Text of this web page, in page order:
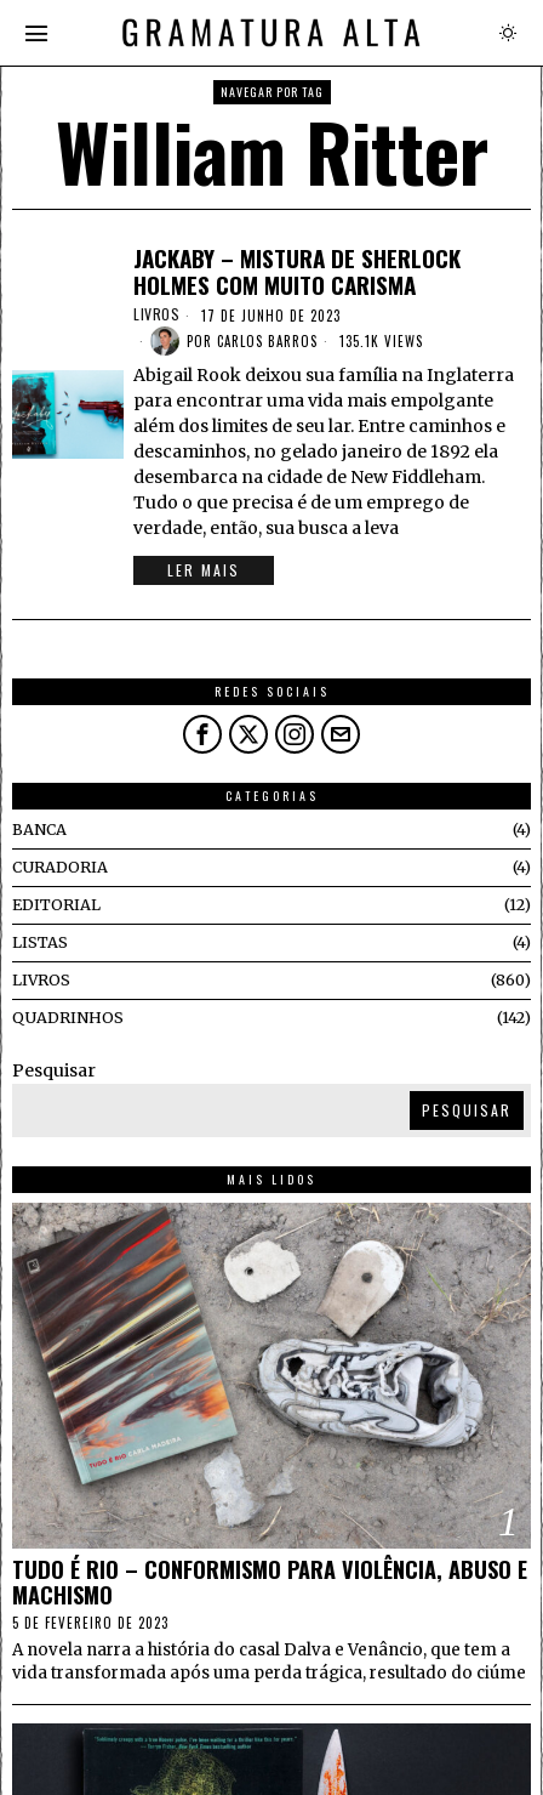
NAVEGAR POR TAG
William Ritter
JACKABY – MISTURA DE SHERLOCK
HOLMES COM MUITO CARISMA
LIVROS
17 DE JUNHO DE 2023
POR CARLOS BARROS 135.1K VIEWS
Abigail Rook deixou sua família na Inglaterra
para encontrar uma vida mais empolgante
além dos limites de seu lar. Entre caminhos e
descaminhos, no gelado janeiro de 1892 ela
desembarca na cidade de New Fiddleham.
Tudo o que precisa é de um emprego de
verdade, então, sua busca a leva
LER MAIS
REDES SOCIAIS
CATEGORIAS
BANCA
4
CURADORIA 4
EDITORIAL 12
LISTAS 4
LIVROS 860
QUADRINHOS 142
Pesquisar
PESQUISAR
MAIS LIDOS
1
TUDO É RIO – CONFORMISMO PARA VIOLÊNCIA, ABUSO E
MACHISMO
5 DE FEVEREIRO DE 2023
A novela narra a história do casal Dalva e Venâncio, que tem a
vida transformada após uma perda trágica, resultado do ciúme